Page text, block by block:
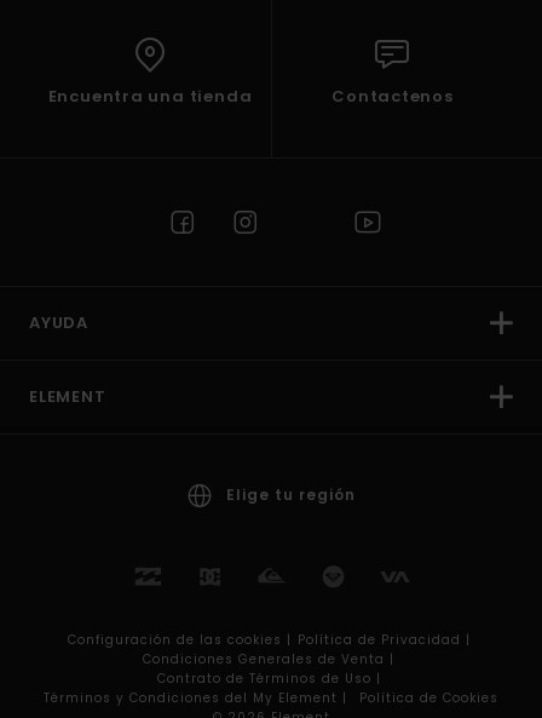
Encuentra una tienda Contactenos
AYUDA
ELEMENT
Elige tu región
Configuración de las cookies | Política de Privacidad |
Condiciones Generales de Venta |
Contrato de Términos de Uso |
Términos y Condiciones del My Element |
Política de Cookies